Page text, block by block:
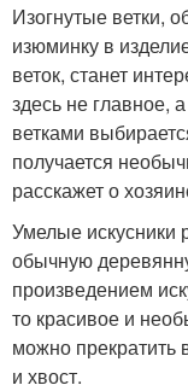
Изогнутые ветки,
изюминку в
веток, станет
здесь не главное,
ветками
получается
расскажет о
Умелые искусники
обычную
произведением
то красивое и
можно прекратить
и хвост.